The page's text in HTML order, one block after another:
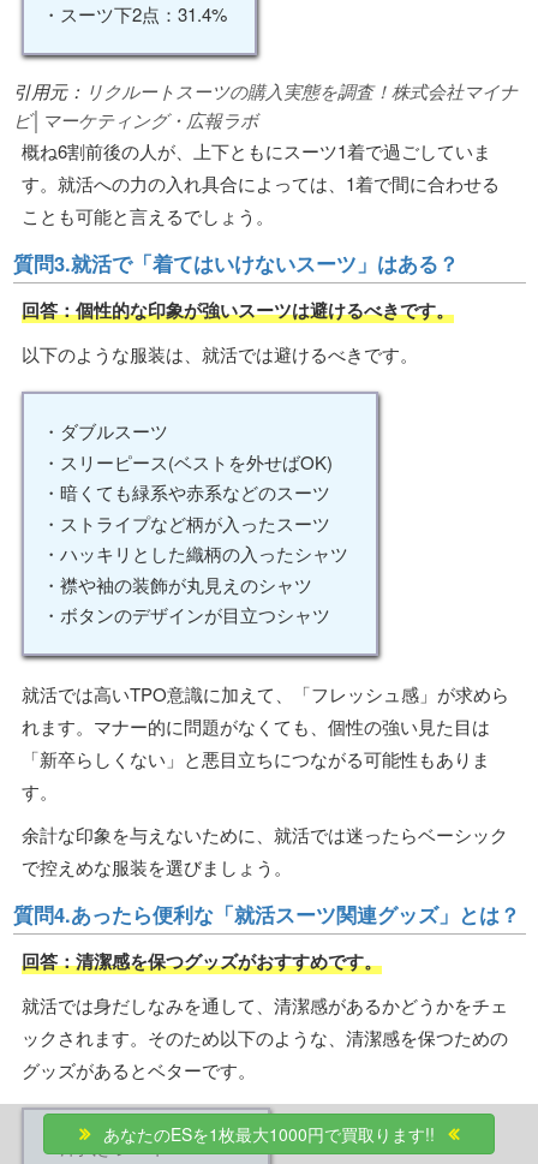
・スーツ下2点：31.4%
引用元： リクルートスーツの購入実態を調査！株式会社マイナ
ビ│マーケティング・広報ラボ
概ね6割前後の人が、上下ともにスーツ1着で過ごしていま
す。就活への力の入れ具合によっては、1着で間に合わせる
ことも可能と言えるでしょう。
質問3.就活で「着てはいけないスーツ」はある？
回答：個性的な印象が強いスーツは避けるべきです。
以下のような服装は、就活では避けるべきです。
・ダブルスーツ
・スリーピース(ベストを外せばOK)
・暗くても緑系や赤系などのスーツ
・ストライプなど柄が入ったスーツ
・ハッキリとした織柄の入ったシャツ
・襟や袖の装飾が丸見えのシャツ
・ボタンのデザインが目立つシャツ
就活では高いTPO意識に加えて、「フレッシュ感」が求めら
れます。マナー的に問題がなくても、個性の強い見た目は
「新卒らしくない」と悪目立ちにつながる可能性もありま
す。
余計な印象を与えないために、就活では迷ったらベーシック
で控えめな服装を選びましょう。
質問4.あったら便利な「就活スーツ関連グッズ」とは？
回答：清潔感を保つグッズがおすすめです。
就活では身だしなみを通して、清潔感があるかどうかをチェ
ックされます。そのため以下のような、清潔感を保つための
グッズがあるとベターです。
・汗拭きシート
あなたのESを1枚最大1000円で買取ります!!